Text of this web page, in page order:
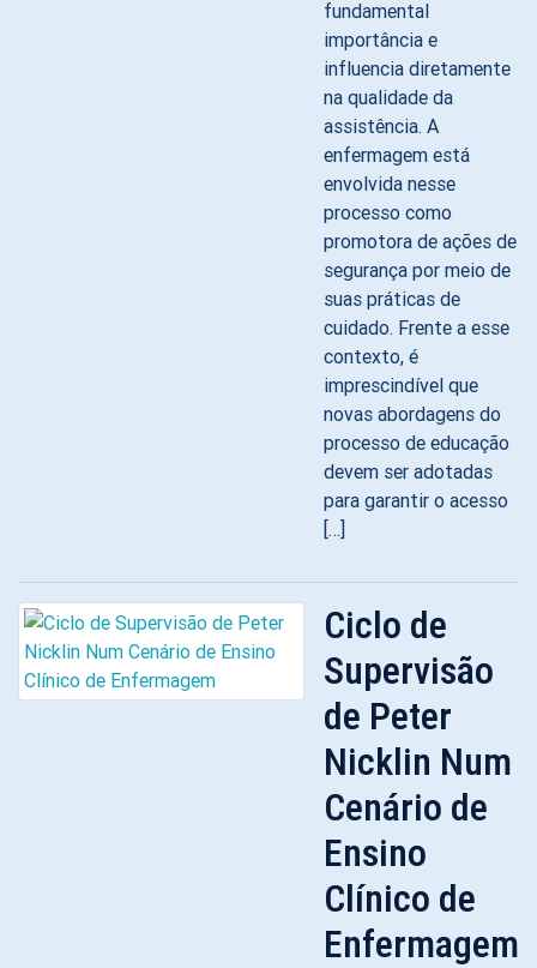
fundamental
importância e
influencia diretamente
na qualidade da
assistência. A
enfermagem está
envolvida nesse
processo como
promotora de ações de
segurança por meio de
suas práticas de
cuidado. Frente a esse
contexto, é
imprescindível que
novas abordagens do
processo de educação
devem ser adotadas
para garantir o acesso
[…]
Ciclo de
Supervisão
de Peter
Nicklin Num
Cenário de
Ensino
Clínico de
Enfermagem